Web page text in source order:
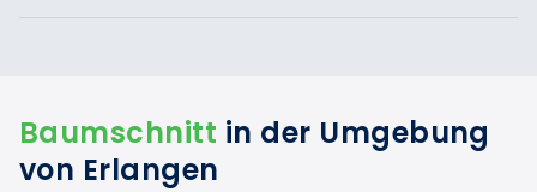
Baumschnitt in der Umgebung
von Erlangen